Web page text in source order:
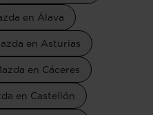
en Álava
en Asturias
en Cáceres
en Castellón